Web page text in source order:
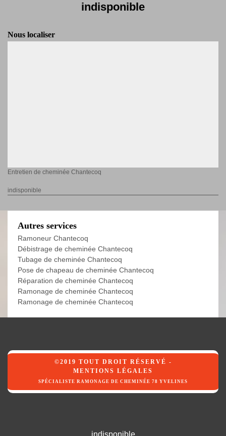
indisponible
Nous localiser
Entretien de cheminée Chantecoq
indisponible
Autres services
Ramoneur Chantecoq
Débistrage de cheminée Chantecoq
Tubage de cheminée Chantecoq
Pose de chapeau de cheminée Chantecoq
Réparation de cheminée Chantecoq
Ramonage de cheminée Chantecoq
Ramonage de cheminée Chantecoq
©2019 TOUT DROIT RÉSERVÉ -
MENTIONS LÉGALES
SPÉCIALISTE RAMONAGE DE CHEMINÉE 78 YVELINES